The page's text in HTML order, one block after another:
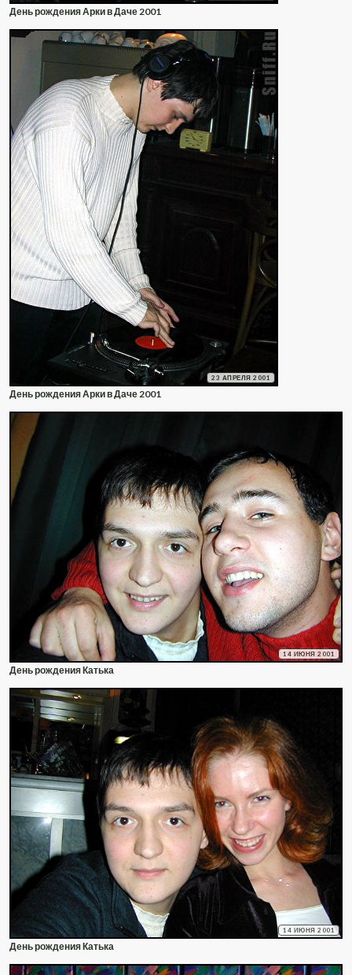
День рождения Арки в Даче 2001
23 АПРЕЛЯ 2001
День рождения Арки в Даче 2001
14 ИЮНЯ 2001
День рождения Катька
14 ИЮНЯ 2001
День рождения Катька